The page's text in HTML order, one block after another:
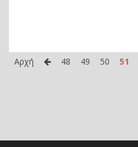
Αρχή 48 49 50 51